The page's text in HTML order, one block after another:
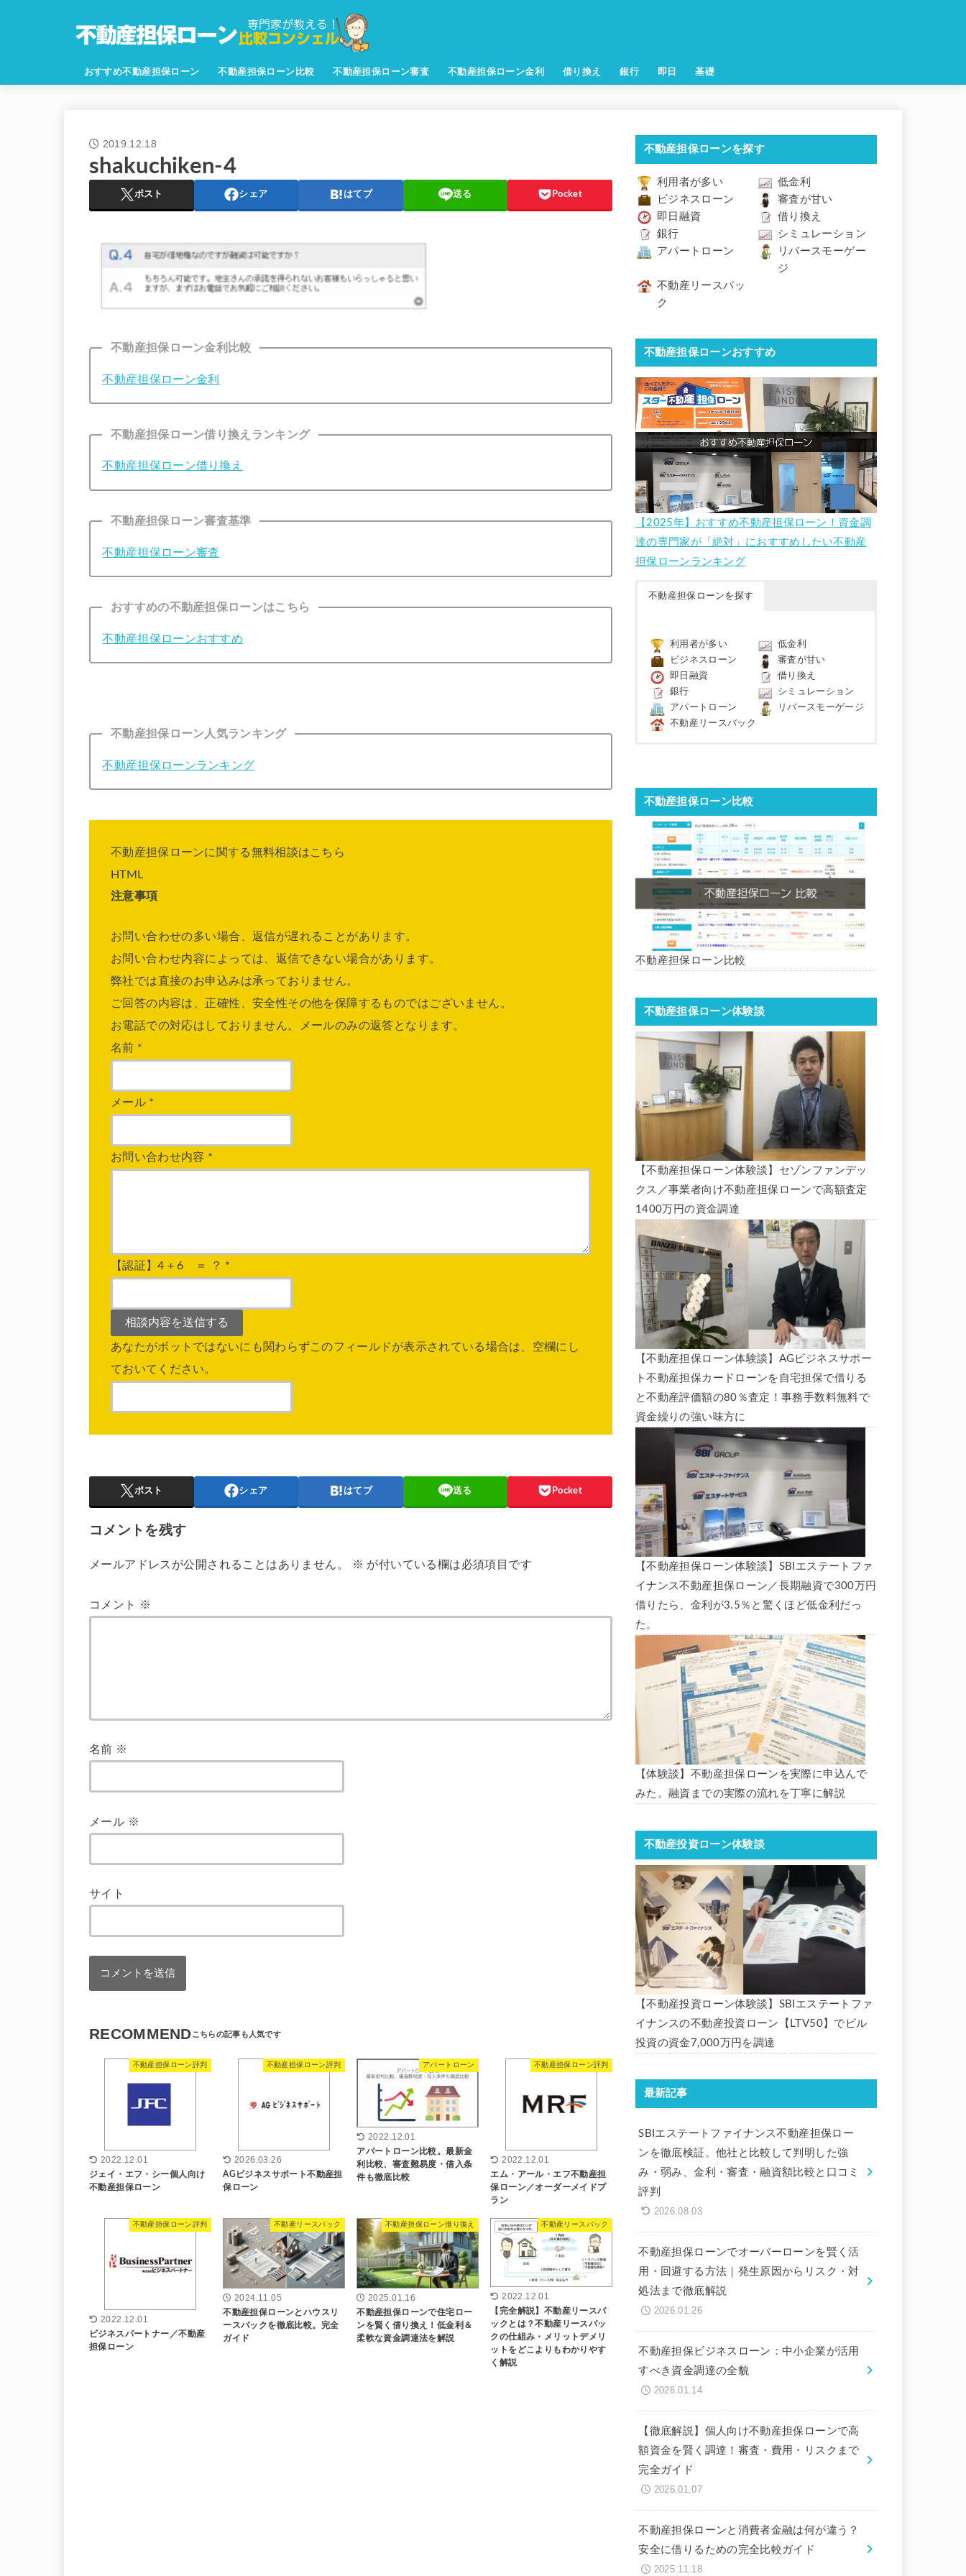
おすすめ不動産担保ローン 不動産担保ローン比較 不動産担保ローン審査 不動産担保ローン金利 借り換え 銀行 即日 基礎
2019.12.18
shakuchiken-4
ポスト シェア はてブ 送る Pocket
不動産担保ローン金利比較
不動産担保ローン金利
不動産担保ローン借り換えランキング
不動産担保ローン借り換え
不動産担保ローン審査基準
不動産担保ローン審査
おすすめの不動産担保ローンはこちら
不動産担保ローンおすすめ
不動産担保ローン人気ランキング
不動産担保ローンランキング
不動産担保ローンに関する無料相談はこちら
HTML
注意事項
お問い合わせの多い場合、返信が遅れることがあります。
お問い合わせ内容によっては、返信できない場合があります。
弊社では直接のお申込みは承っておりません。
ご回答の内容は、正確性、安全性その他を保障するものではございません。
お電話での対応はしておりません。メールのみの返答となります。
名前 *
メール *
お問い合わせ内容 *
【認証】4 + 6 ＝ ？ *
あなたがボットではないにも関わらずこのフィールドが表示されている場合は、空欄にし
ておいてください。
ポスト シェア はてブ 送る Pocket
コメントを残す
メールアドレスが公開されることはありません。 ※ が付いている欄は必須項目です
コメント ※
名前 ※
メール ※
サイト
RECOMMEND
不動産担保ローン評判
2022.12.01
ジェイ・エフ・シー個人向け
不動産担保ローン
不動産担保ローン評判
2026.03.26
AGビジネスサポート不動産担
保ローン
アパートローン
2022.12.01
アパートローン比較。最新金
利比較、審査難易度・借入条
件も徹底比較
不動産担保ローン評判
2022.12.01
エム・アール・エフ不動産担
保ローン／オーダーメイドプ
ラン
不動産担保ローン評判
2022.12.01
ビジネスパートナー／不動産
担保ローン
不動産リースバック
2024.11.05
不動産担保ローンとハウスリ
ースバックを徹底比較。完全
ガイド
不動産担保ローン借り換え
2025.01.16
不動産担保ローンで住宅ロー
ンを賢く借り換え！低金利＆
柔軟な資金調達法を解説
不動産リースバック
2022.12.01
【完全解説】不動産リースバ
ックとは？不動産リースバッ
クの仕組み・メリットデメリ
ットをどこよりもわかりやす
く解説
不動産担保ローンを探す
利用者が多い
低金利
ビジネスローン
審査が甘い
即日融資
借り換え
銀行
シミュレーション
アパートローン
リバースモーゲー
ジ
不動産リースバッ
ク
不動産担保ローンおすすめ
【2025年】おすすめ不動産担保ローン！資金調
達の専門家が「絶対」におすすめしたい不動産
担保ローンランキング
不動産担保ローンを探す
利用者が多い
低金利
ビジネスローン
審査が甘い
即日融資
借り換え
銀行
シミュレーション
アパートローン
リバースモーゲージ
不動産リースバック
不動産担保ローン比較
不動産担保ローン比較
不動産担保ローン体験談
【不動産担保ローン体験談】セゾンファンデッ
クス／事業者向け不動産担保ローンで高額査定
1400万円の資金調達
【不動産担保ローン体験談】AGビジネスサポー
ト不動産担保カードローンを自宅担保で借りる
と不動産評価額の80％査定！事務手数料無料で
資金繰りの強い味方に
【不動産担保ローン体験談】SBIエステートファ
イナンス不動産担保ローン／長期融資で300万円
借りたら、金利が3.5％と驚くほど低金利だっ
た。
【体験談】不動産担保ローンを実際に申込んで
みた。融資までの実際の流れを丁寧に解説
不動産投資ローン体験談
【不動産投資ローン体験談】SBIエステートファ
イナンスの不動産投資ローン【LTV50】でビル
投資の資金7,000万円を調達
最新記事
SBIエステートファイナンス不動産担保ロー
ンを徹底検証。他社と比較して判明した強
み・弱み、金利・審査・融資額比較と口コミ
評判
2026.08.03
不動産担保ローンでオーバーローンを賢く活
用・回避する方法｜発生原因からリスク・対
処法まで徹底解説
2026.01.26
不動産担保ビジネスローン：中小企業が活用
すべき資金調達の全貌
2026.01.14
【徹底解説】個人向け不動産担保ローンで高
額資金を賢く調達！審査・費用・リスクまで
完全ガイド
2026.01.07
不動産担保ローンと消費者金融は何が違う？
安全に借りるための完全比較ガイド
2025.11.18